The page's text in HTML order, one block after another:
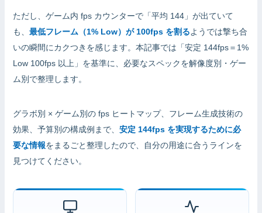
ただし、ゲーム内 fps カウンターで「平均 144」が出ていて
も、最低フレーム（1% Low）が 100fps を割るようでは撃ち合
いの瞬間にカクつきを感じます。本記事では「安定 144fps＝1%
Low 100fps 以上」を基準に、必要なスペックを解像度別・ゲー
ム別で整理します。
グラボ別 × ゲーム別の fps ヒートマップ、フレーム生成技術の
効果、予算別の構成例まで、安定 144fps を実現するために必
要な情報をまるごと整理したので、自分の用途に合うラインを
見つけてください。